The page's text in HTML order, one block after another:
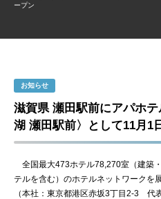
ープン
お知らせ
滋賀県 瀬田駅前にアパホ
湖 瀬田駅前〉として11月1
全国最大473ホテル78,270室（建築
テルを含む）のホテルネットワークを
（本社：東京都港区赤坂3丁目2-3 代